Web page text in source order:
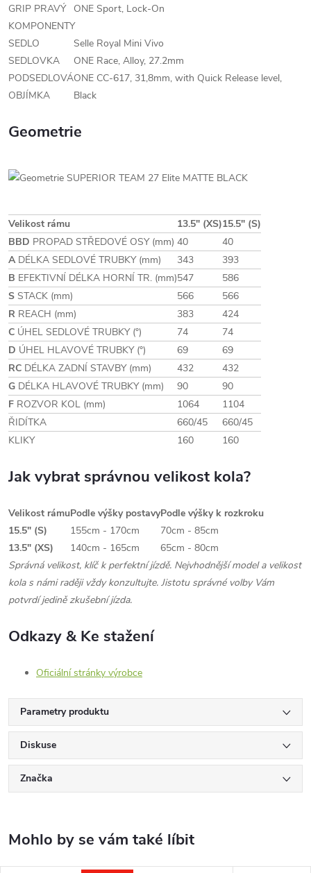
GRIP PRAVÝ
ONE Sport, Lock-On
KOMPONENTY
SEDLO
Selle Royal Mini Vivo
SEDLOVKA
ONE Race, Alloy, 27.2mm
PODSEDLOVÁ
OBJÍMKA
ONE CC-617, 31,8mm, with Quick Release level,
Black
Geometrie
Velikost rámu 13.5" (XS)15.5" (S)
BBD PROPAD STŘEDOVÉ OSY (mm) 40
40
ADÉLKA SEDLOVÉ TRUBKY (mm) 343
393
B EFEKTIVNÍ DÉLKA HORNÍ TR. (mm)547
586
S STACK (mm) 566
566
R REACH (mm) 383
424
C ÚHEL SEDLOVÉ TRUBKY (°) 74
74
D ÚHEL HLAVOVÉ TRUBKY (°) 69
69
RC DÉLKA ZADNÍ STAVBY (mm) 432
432
G DÉLKA HLAVOVÉ TRUBKY (mm) 90
90
F ROZVOR KOL (mm) 1064
1104
ŘIDÍTKA
660/45
660/45
KLIKY
160 160
Jak vybrat správnou velikost kola?
Velikost rámuPodle výšky postavyPodle výšky k rozkroku
15.5" (S)
155cm - 170cm
70cm - 85cm
13.5" (XS)
140cm - 165cm
65cm - 80cm
Správná velikost, klíč k perfektní jízdě. Nejvhodnější model a velikost
kola s námi raději vždy konzultujte. Jistotu správné volby Vám
potvrdí jedině zkušební jízda.
Odkazy & Ke stažení
Oficiální stránky výrobce
Parametry produktu
Diskuse
Značka